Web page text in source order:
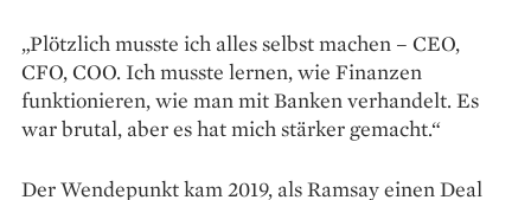
„Plötzlich musste ich alles selbst machen – CEO,
CFO, COO. Ich musste lernen, wie Finanzen
funktionieren, wie man mit Banken verhandelt. Es
war brutal, aber es hat mich stärker gemacht.“
Der Wendepunkt kam 2019, als Ramsay einen Deal